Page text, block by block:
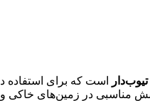
است که برای استفاده